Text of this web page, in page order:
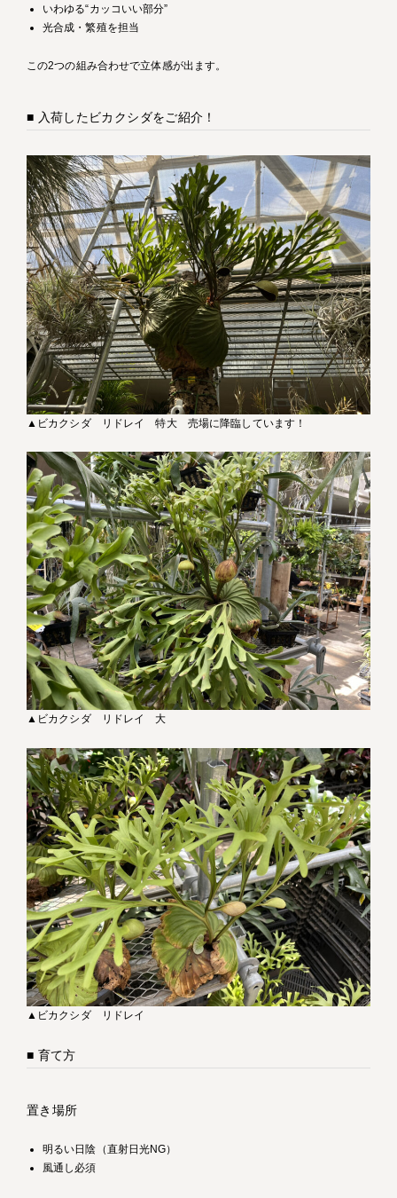
いわゆる“カッコいい部分”
光合成・繁殖を担当
この2つの組み合わせで立体感が出ます。
■ 入荷したビカクシダをご紹介！
▲ビカクシダ リドレイ 特大 売場に降臨しています！
▲ビカクシダ リドレイ 大
▲ビカクシダ リドレイ
■ 育て方
置き場所
明るい日陰（直射日光NG）
風通し必須